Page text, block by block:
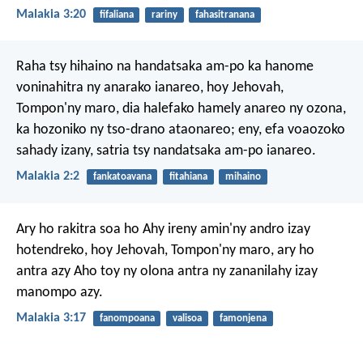
Malakia 3:20 fifaliana rariny fahasitranana
Raha tsy hihaino na handatsaka am-po ka hanome
voninahitra ny anarako ianareo, hoy Jehovah,
Tompon'ny maro, dia halefako hamely anareo ny ozona,
ka hozoniko ny tso-drano ataonareo; eny, efa voaozoko
sahady izany, satria tsy nandatsaka am-po ianareo.
Malakia 2:2 fankatoavana fitahiana mihaino
Ary ho rakitra soa ho Ahy ireny amin'ny andro izay
hotendreko, hoy Jehovah, Tompon'ny maro, ary ho
antra azy Aho toy ny olona antra ny zananilahy izay
manompo azy.
Malakia 3:17 fanompoana valisoa famonjena